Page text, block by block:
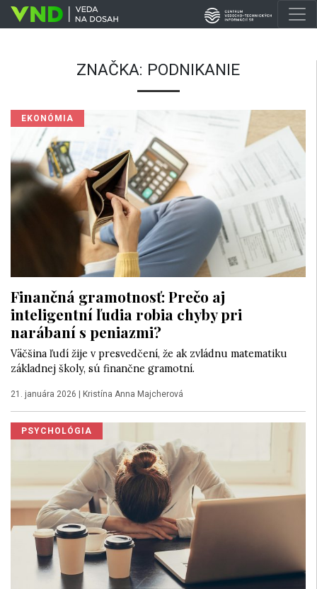
ZNAČKA: PODNIKANIE
EKONÓMIA
Finančná gramotnosť: Prečo aj
inteligentní ľudia robia chyby pri
narábaní s peniazmi?
Väčšina ľudí žije v presvedčení, že ak zvládnu matematiku
základnej školy, sú finančne gramotní.
21. januára 2026 Kristína Anna Majcherová
PSYCHOLÓGIA